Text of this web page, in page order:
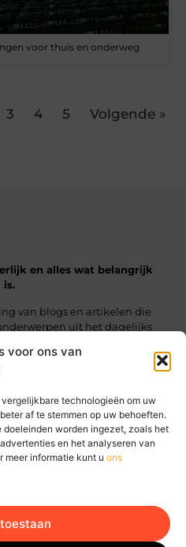
voor ons van
technologieën om uw
af te stemmen op uw behoeften.
worden ingezet, zoals het
en het analyseren van
meer informatie kunt u ons
Ga Naar
voor thuis en onderweg
3 4 5 Volgende »
en alles wat belangrijk
is.
van blogs en artikelen die
uit het dagelijks
(EU)